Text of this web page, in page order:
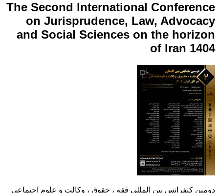
The Second International Conference
on Jurisprudence, Law, Advocacy
and Social Sciences on the horizon
of Iran 1404
دومین کنفرانس بین المللی فقه ، حقوق ، وکالت و علوم اجتماعی